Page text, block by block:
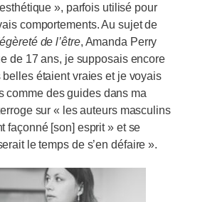
», parfois utilisé pour
comportements. Au sujet de
de l’être, Amanda Perry
de 17 ans, je supposais encore
étaient vraies et je voyais
comme des guides dans ma
sur « les auteurs masculins
façonné [son] esprit » et se
le temps de s’en défaire ».